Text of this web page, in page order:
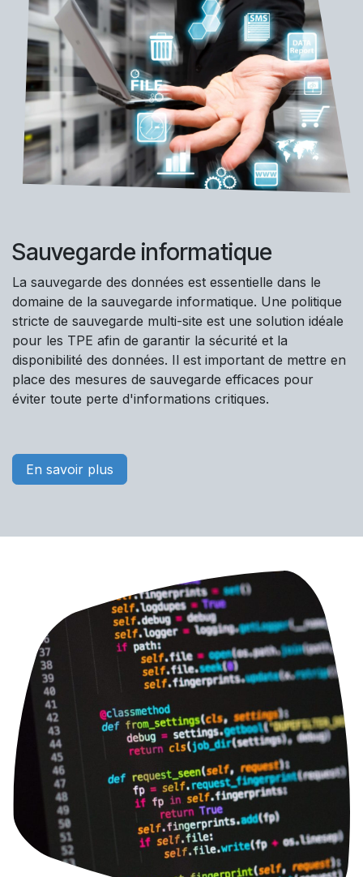
Sauvegarde informatique
La sauvegarde des données est essentielle dans le
domaine de la sauvegarde informatique. Une politique
stricte de sauvegarde multi-site est une solution idéale
pour les TPE afin de garantir la sécurité et la
disponibilité des données. Il est important de mettre en
place des mesures de sauvegarde efficaces pour
éviter toute perte d'informations critiques.
En savoir plus